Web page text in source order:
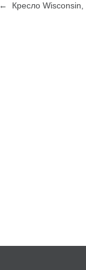
← Кресло Wisconsin,